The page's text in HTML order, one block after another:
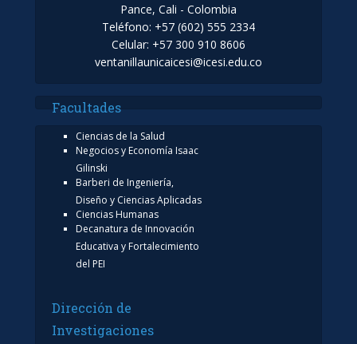
Pance, Cali - Colombia
Teléfono: +57 (602) 555 2334
Celular: +57 300 910 8606
ventanillaunicaicesi@icesi.edu.co
Facultades
Ciencias de la Salud
Negocios y Economía Isaac
Gilinski
Barberi de Ingeniería,
Diseño y Ciencias Aplicadas
Ciencias Humanas
Decanatura de Innovación
Educativa y Fortalecimiento
del PEI
Dirección de
Investigaciones